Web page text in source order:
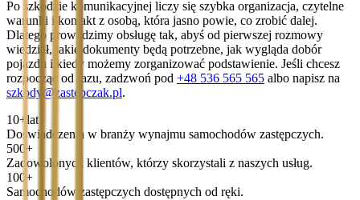
Po szkodzie komunikacyjnej liczy się szybka organizacja, czytelne
warunki i kontakt z osobą, która jasno powie, co zrobić dalej.
Dlatego prowadzimy obsługę tak, abyś od pierwszej rozmowy
wiedział, jakie dokumenty będą potrzebne, jak wygląda dobór
pojazdu i kiedy możemy zorganizować podstawienie. Jeśli chcesz
rozpocząć od razu, zadzwoń pod +48 536 565 565 albo napisz na
szkody@zastepczak.pl.
10+ lat
Doświadczenia w branży wynajmu samochodów zastępczych.
500+
Zadowolonych klientów, którzy skorzystali z naszych usług.
100+
Samochodów zastępczych dostępnych od ręki.